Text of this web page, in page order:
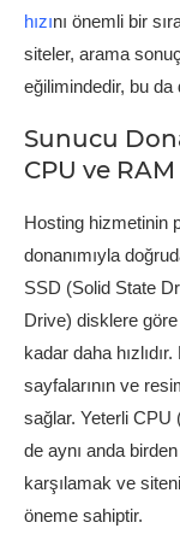
hızını önemli bir
siteler, arama
eğilimindedir, bu da
Sunucu
CPU ve
Hosting hizmetinin
donanımıyla
SSD (Solid State
Drive) disklere
kadar daha
sayfalarının ve
sağlar. Yeterli
de aynı anda
karşılamak ve
öneme sahiptir.